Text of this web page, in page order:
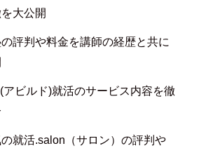
大公開
評判や料金を講師の経歴と共に
ビルド)就活のサービス内容を徹
就活.salon（サロン）の評判や